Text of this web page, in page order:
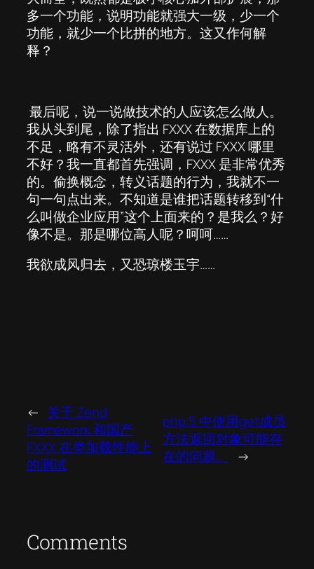
多一个功能，说明功能就强大一级，少一个
功能，就少一个比拼的地方。这又作何解
释？
最后呢，说一说做技术的人应该怎么做人。
我从头到尾，除了指出 FXXX 在数据库上的
不足，略有不灵活外，还有说过 FXXX 哪里
不好？我一直都首先强调，FXXX 是非常优秀
的。偷换概念，转义话题的行为，我就不一
句一句点出来。不知道是谁把话题转移到“什
么叫做企业应用”这个上面来的？是我么？好
像不是。那是哪位高人呢？呵呵……
我欲成风归去，又恐琼楼玉宇……
← 关于 Zend
Framework 和国产
FXXX 在类加载性能上
的测试
php 5 中使用get成员
方法返回对象可能存
在的问题。
→
Comments